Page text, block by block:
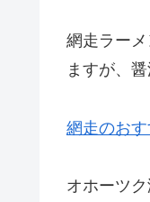
網走ラー
ますが、
網走のお
オホーツ